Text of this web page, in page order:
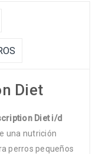
Diet
Diet i/d
una nutrición
perros pequeños